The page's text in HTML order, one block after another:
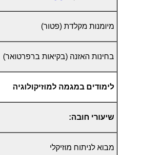
מיומנות מקלדת (פטור)
בחינות האזנה (בקיאות ברפרטואר)
לימודים במגמה למוזיקולוגיה
שיעורי חובה:
מבוא לניתוח מוזיקלי